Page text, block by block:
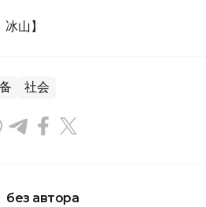
冰山】
社会
без автора